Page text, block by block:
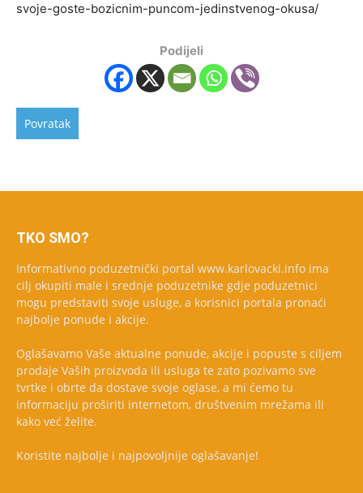
svoje-goste-bozicnim-puncom-jedinstvenog-okusa/
Podijeli
TKO SMO?
Informativno poduzetnički portal www.karlovacki.info ima
cilj okupiti male i srednje poduzetnike gdje poduzetnici
mogu predstaviti svoje usluge, a korisnici portala pronaći
najbolje ponude i akcije.
Oglašavamo Vaše aktualne ponude, akcije i popuste s ciljem
prodaje Vaših proizvoda ili usluga te zato pozivamo sve
tvrtke i obrte da dostave svoje oglase, a mi ćemo tu
informaciju proširiti internetom, društvenim mrežama ili
kako već želite.
Koristite najbolje i najpovoljnije oglašavanje!